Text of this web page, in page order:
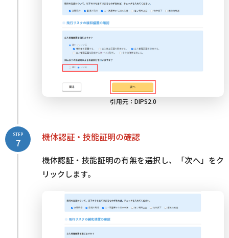
引用元： DIPS2.0
機体認証・技能証明の確認
機体認証・技能証明の有無を選択し、「次へ」をク
リックします。
STEP
7